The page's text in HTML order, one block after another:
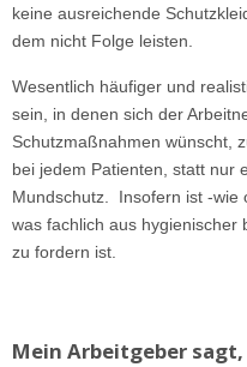
keine ausreichende
dem nicht Folge leisten.
Wesentlich häufiger und
sein, in denen sich der
Schutzmaßnahmen wünscht,
bei jedem Patienten, statt nur
Mundschutz. Insofern ist -wie
was fachlich aus hygienischer
zu fordern ist.
Mein Arbeitgeber